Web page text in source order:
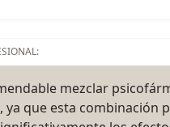
mezclar
ya que esta combinación